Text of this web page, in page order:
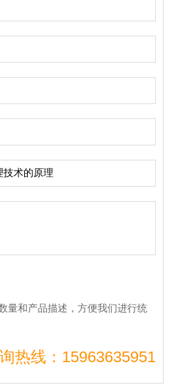
量和产品描述，方便我们进行统
热线：15963635951